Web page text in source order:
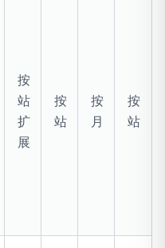
按
站
扩
展
按
站
按
月
按
站